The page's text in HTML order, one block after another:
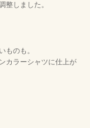
整しました。
ものも。
カラーシャツに仕上が